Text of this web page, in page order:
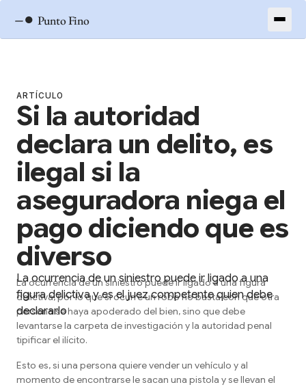
–● Punto Fino
ARTÍCULO
Si la autoridad
declara un delito, es
ilegal si la
aseguradora niega el
pago diciendo que es
diverso
La ocurrencia de un siniestro puede ir ligado a una
figura delictiva y es el juez competente quien debe
declararlo
La ocurrencia de un siniestro puede ir ligado a una figura
delictiva, por lo que si ocurre un robo no basta con que otra
persona se haya apoderado del bien, sino que debe
levantarse la carpeta de investigación y la autoridad penal
tipificar el ilícito.
Esto es, si una persona quiere vender un vehículo y al
momento de encontrarse le sacan una pistola y se llevan el